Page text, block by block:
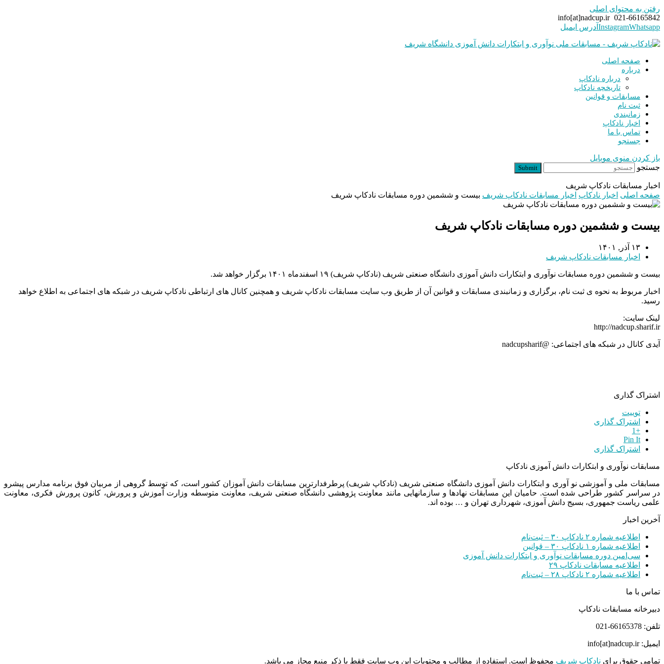
رفتن به محتوای اصلی
021-66165842
info[at]nadcup.ir
InstagramWhatsapp آدرس ایمیل
صفحه اصلی
درباره
درباره نادکاپ
تاریخچه نادکاپ
مسابقات و قوانین
ثبت نام
زمانبندی
اخبار نادکاپ
تماس با ما
جستجو
باز کردن منوی موبایل
جستجو
Submit
اخبار مسابقات نادکاپ شریف
صفحه اصلی اخبار نادکاپ اخبار مسابقات نادکاپ شریف بیست و ششمین دوره مسابقات نادکاپ شریف
بیست و ششمین دوره مسابقات نادکاپ شریف
۱۳ آذر, ۱۴۰۱
اخبار مسابقات نادکاپ شریف
بیست و ششمین دوره مسابقات نوآوری و ابتکارات دانش آموزی دانشگاه صنعتی شریف (نادکاپ شریف) ۱۹ اسفندماه ۱۴۰۱ برگزار خواهد شد.
اخبار مربوط به نحوه ی ثبت نام، برگزاری و زمانبندی مسابقات و قوانین آن از طریق وب سایت مسابقات نادکاپ شریف و همچنین کانال های ارتباطی نادکاپ شریف در شبکه های اجتماعی به اطلاع خواهد
رسید.
لینک سایت:
http://nadcup.sharif.ir
آیدی کانال در شبکه های اجتماعی: @nadcupsharif
اشتراک گذاری
توییت
اشتراک گذاری
+1
Pin It
اشتراک گذاری
مسابقات نوآوری و ابتکارات دانش آموزی نادکاپ
مسابقات ملی و آموزشی نو آوری و ابتکارات دانش آموزی دانشگاه صنعتی شریف (نادکاپ شریف) پرطرفدارترین مسابقات دانش آموزان کشور است، که توسط گروهی از مربیان فوق برنامه مدارس پیشرو
در سراسر کشور طراحی شده است. حامیان این مسابقات نهادها و سازمانهایی مانند معاونت پژوهشی دانشگاه صنعتی شریف، معاونت متوسطه وزارت آموزش و پرورش، کانون پرورش فکری، معاونت
علمی ریاست جمهوری، بسیج دانش آموزی، شهرداری تهران و … بوده اند.
آخرین اخبار
اطلاعیه شماره ۲ نادکاپ ۳۰ – ثبت‌نام
اطلاعیه شماره ۱ نادکاپ ۳۰ – قوانین
سی‌امین دوره مسابقات نوآوری و ابتکارات دانش آموزی
اطلاعیه مسابقات نادکاپ ۲۹
اطلاعیه شماره ۲ نادکاپ ۲۸ – ثبت‌نام
تماس با ما
دبیرخانه مسابقات نادکاپ
تلفن: 66165378-021
ایمیل: info[at]nadcup.ir
تمامی حقوق برای نادکاپ شریف محفوظ است. استفاده از مطالب و محتویات این وب سایت فقط با ذکر منبع مجاز می باشد.